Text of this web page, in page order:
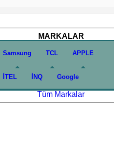
MARKALAR
Samsung TCL APPLE
İTEL İNQ Google
Tüm Markalar